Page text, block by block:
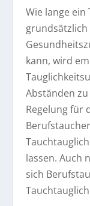
Wie lange
grundsätzlich
kann, wird
Abständen
Regelung für
lassen. Auch
sich